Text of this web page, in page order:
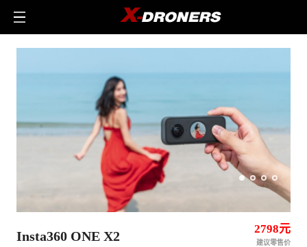
Insta360 ONE X2 2798元
建议零售价